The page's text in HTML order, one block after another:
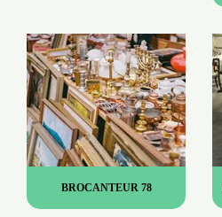
BROCANTEUR 78